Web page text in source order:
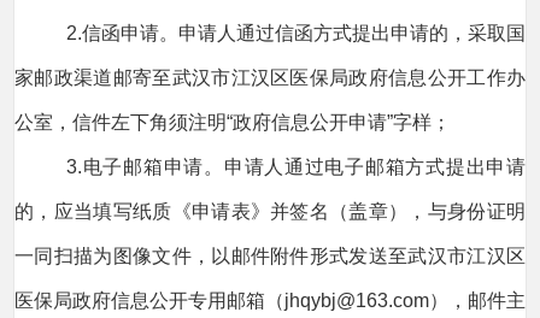
2.信函申请。申请人通过信函方式提出申请的，采取国
家邮政渠道邮寄至武汉市江汉区医保局政府信息公开工作办
公室，信件左下角须注明“政府信息公开申请”字样；
3.电子邮箱申请。申请人通过电子邮箱方式提出申请
的，应当填写纸质《申请表》并签名（盖章），与身份证明
一同扫描为图像文件，以邮件附件形式发送至武汉市江汉区
医保局政府信息公开专用邮箱（jhqybj@163.com），邮件主